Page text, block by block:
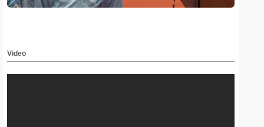
Video